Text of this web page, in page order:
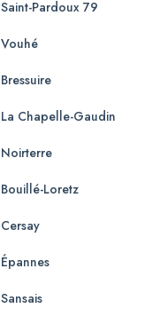
Saint-Pardoux 79
Vouhé
Bressuire
La Chapelle-Gaudin
Noirterre
Bouillé-Loretz
Cersay
Épannes
Sansais